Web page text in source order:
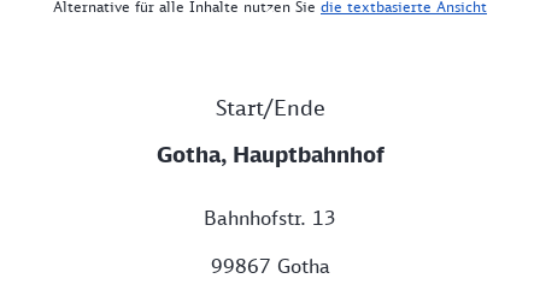
Alternative für alle Inhalte nutzen Sie die textbasierte Ansicht
Start/Ende
Gotha, Hauptbahnhof
Bahnhofstr. 13
99867 Gotha